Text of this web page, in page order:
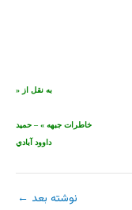
به نقل از «
خاطرات جبهه » – حميد
داوود آبادي
نوشته بعد ←